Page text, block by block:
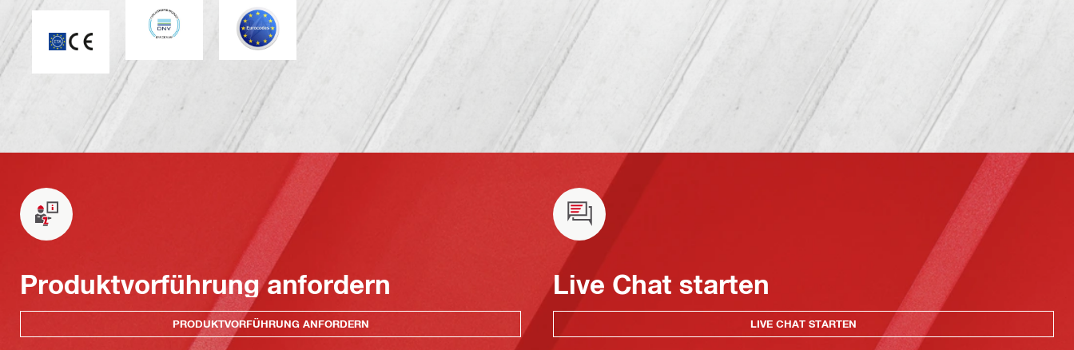
ETA_CE_Logo_2to1 (3608215)
DNV Eurocode
Produktvorführung anfordern
PRODUKTVORFÜHRUNG ANFORDERN
Live Chat starten
LIVE CHAT STARTEN